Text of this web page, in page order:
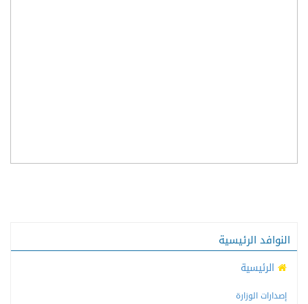
النوافد الرئيسية
الرئيسية
إصدارات الوزارة